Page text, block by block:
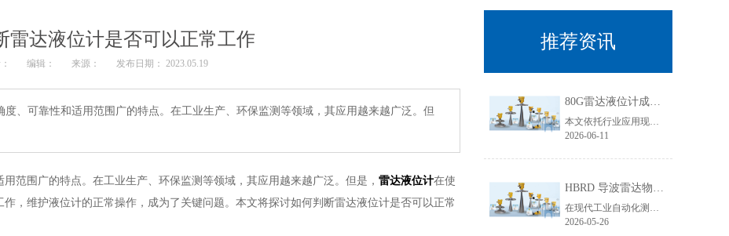
雷达液位计是否可以正常工作
编辑： 来源： 发布日期： 2023.05.19
、可靠性和适用范围广的特点。在工业生产、环保监测等领域，其应用越来越广泛。但
范围广的特点。在工业生产、环保监测等领域，其应用越来越广泛。但是， 雷达液位计在使
，维护液位计的正常操作，成为了关键问题。本文将探讨如何判断雷达液位计是否可以正常
推荐资讯
80G雷达液位计成行业主流！国产雷达液位计五大发展趋势解析
本文依托行业应用现状与技术迭代规律，聚焦80G雷达液位计技术升级核心，从高频迭代普及、数字化智能升级、工况专属定制、一体化结构优化、安全合规升级五大维度，深度拆解国产雷达液位计未来发展趋势，贴合工业选型需求与搜索引擎收录规则，为行业技术升级、设备采购改造提供专业参考。
2026-06-11
HBRD 导波雷达物位计全面介绍、应用场景及核心优势
在现代工业自动化测控领域，物位监测是生产线稳定运行、仓储管理、工艺调控的重要环节。面对粘稠介质、易结晶物料、低介电常数介质、狭小罐体、强腐蚀工况等复杂测量环境，传统液位、料位仪表常常出现测量不准、卡料、失灵、寿命短等问题。而HBRD导波雷达物位计凭借成熟的技术架构与稳定的实测表现，成为工业现场主流的精密物位测量设备。
2026-05-26